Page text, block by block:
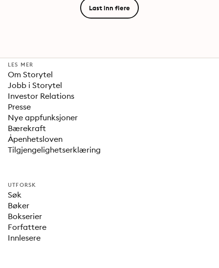
Last inn flere
LES MER
Om Storytel
Jobb i Storytel
Investor Relations
Presse
Nye appfunksjoner
Bærekraft
Åpenhetsloven
Tilgjengelighetserklæring
UTFORSK
Søk
Bøker
Bokserier
Forfattere
Innlesere